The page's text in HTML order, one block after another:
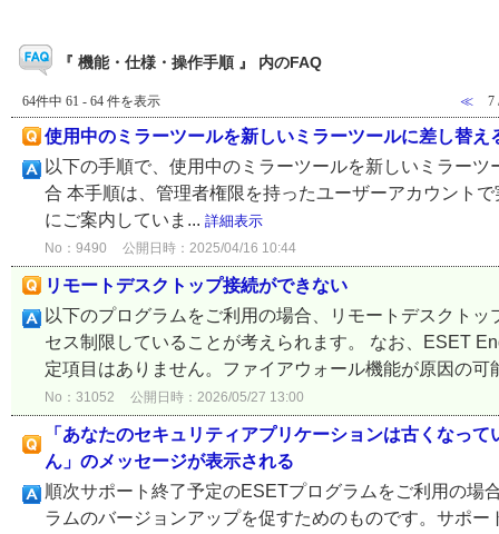
『 機能・仕様・操作手順 』 内のFAQ
64件中 61 - 64 件を表示 ≪ 7
使用中のミラーツールを新しいミラーツールに差し替え
以下の手順で、使用中のミラーツールを新しいミラー
合 本手順は、管理者権限を持ったユーザーアカウント
にご案内していま... 詳細表示
No：9490 公開日時：2025/04/16 10:44
リモートデスクトップ接続ができない
以下のプログラムをご利用の場合、リモートデスクト
セス制限していることが考えられます。 なお、ESET
定項目はありません。ファイアウォール機能が原因の可
No：31052 公開日時：2026/05/27 13:00
「あなたのセキュリティアプリケーションは古くなっ
ん」のメッセージが表示される
順次サポート終了予定のESETプログラムをご利用の場
ラムのバージョンアップを促すためのものです。サポ